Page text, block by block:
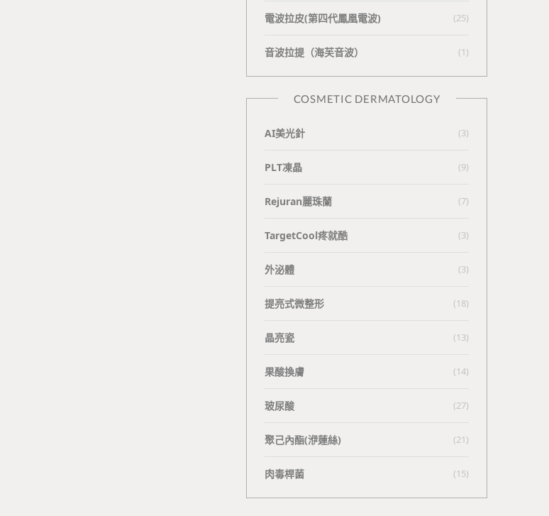
電波拉皮(第四代鳳凰電波) (25)
⾳波拉提（海芙⾳波） (1)
COSMETIC DERMATOLOGY
AI美光針 (3)
PLT凍晶 (9)
Rejuran麗珠蘭 (7)
TargetCool疼就酷 (3)
外泌體 (3)
提亮式微整形 (18)
晶亮瓷 (13)
果酸換膚 (14)
玻尿酸 (27)
聚己內酯(洢蓮絲) (21)
肉毒桿菌 (15)